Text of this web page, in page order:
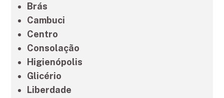
Brás
Cambuci
Centro
Consolação
Higienópolis
Glicério
Liberdade